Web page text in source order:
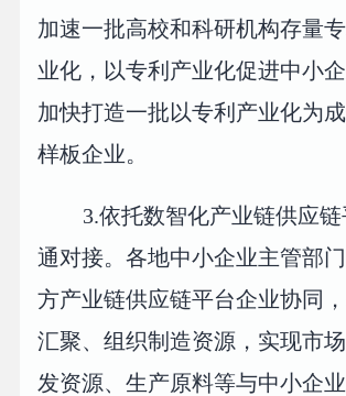
加速一批高校和科研机构存量
业化，以专利产业化促进中小企
加快打造一批以专利产业化为
样板企业。
3.依托数智化产业链供应
通对接。各地中小企业主管部
方产业链供应链平台企业协同
汇聚、组织制造资源，实现市
发资源、生产原料等与中小企